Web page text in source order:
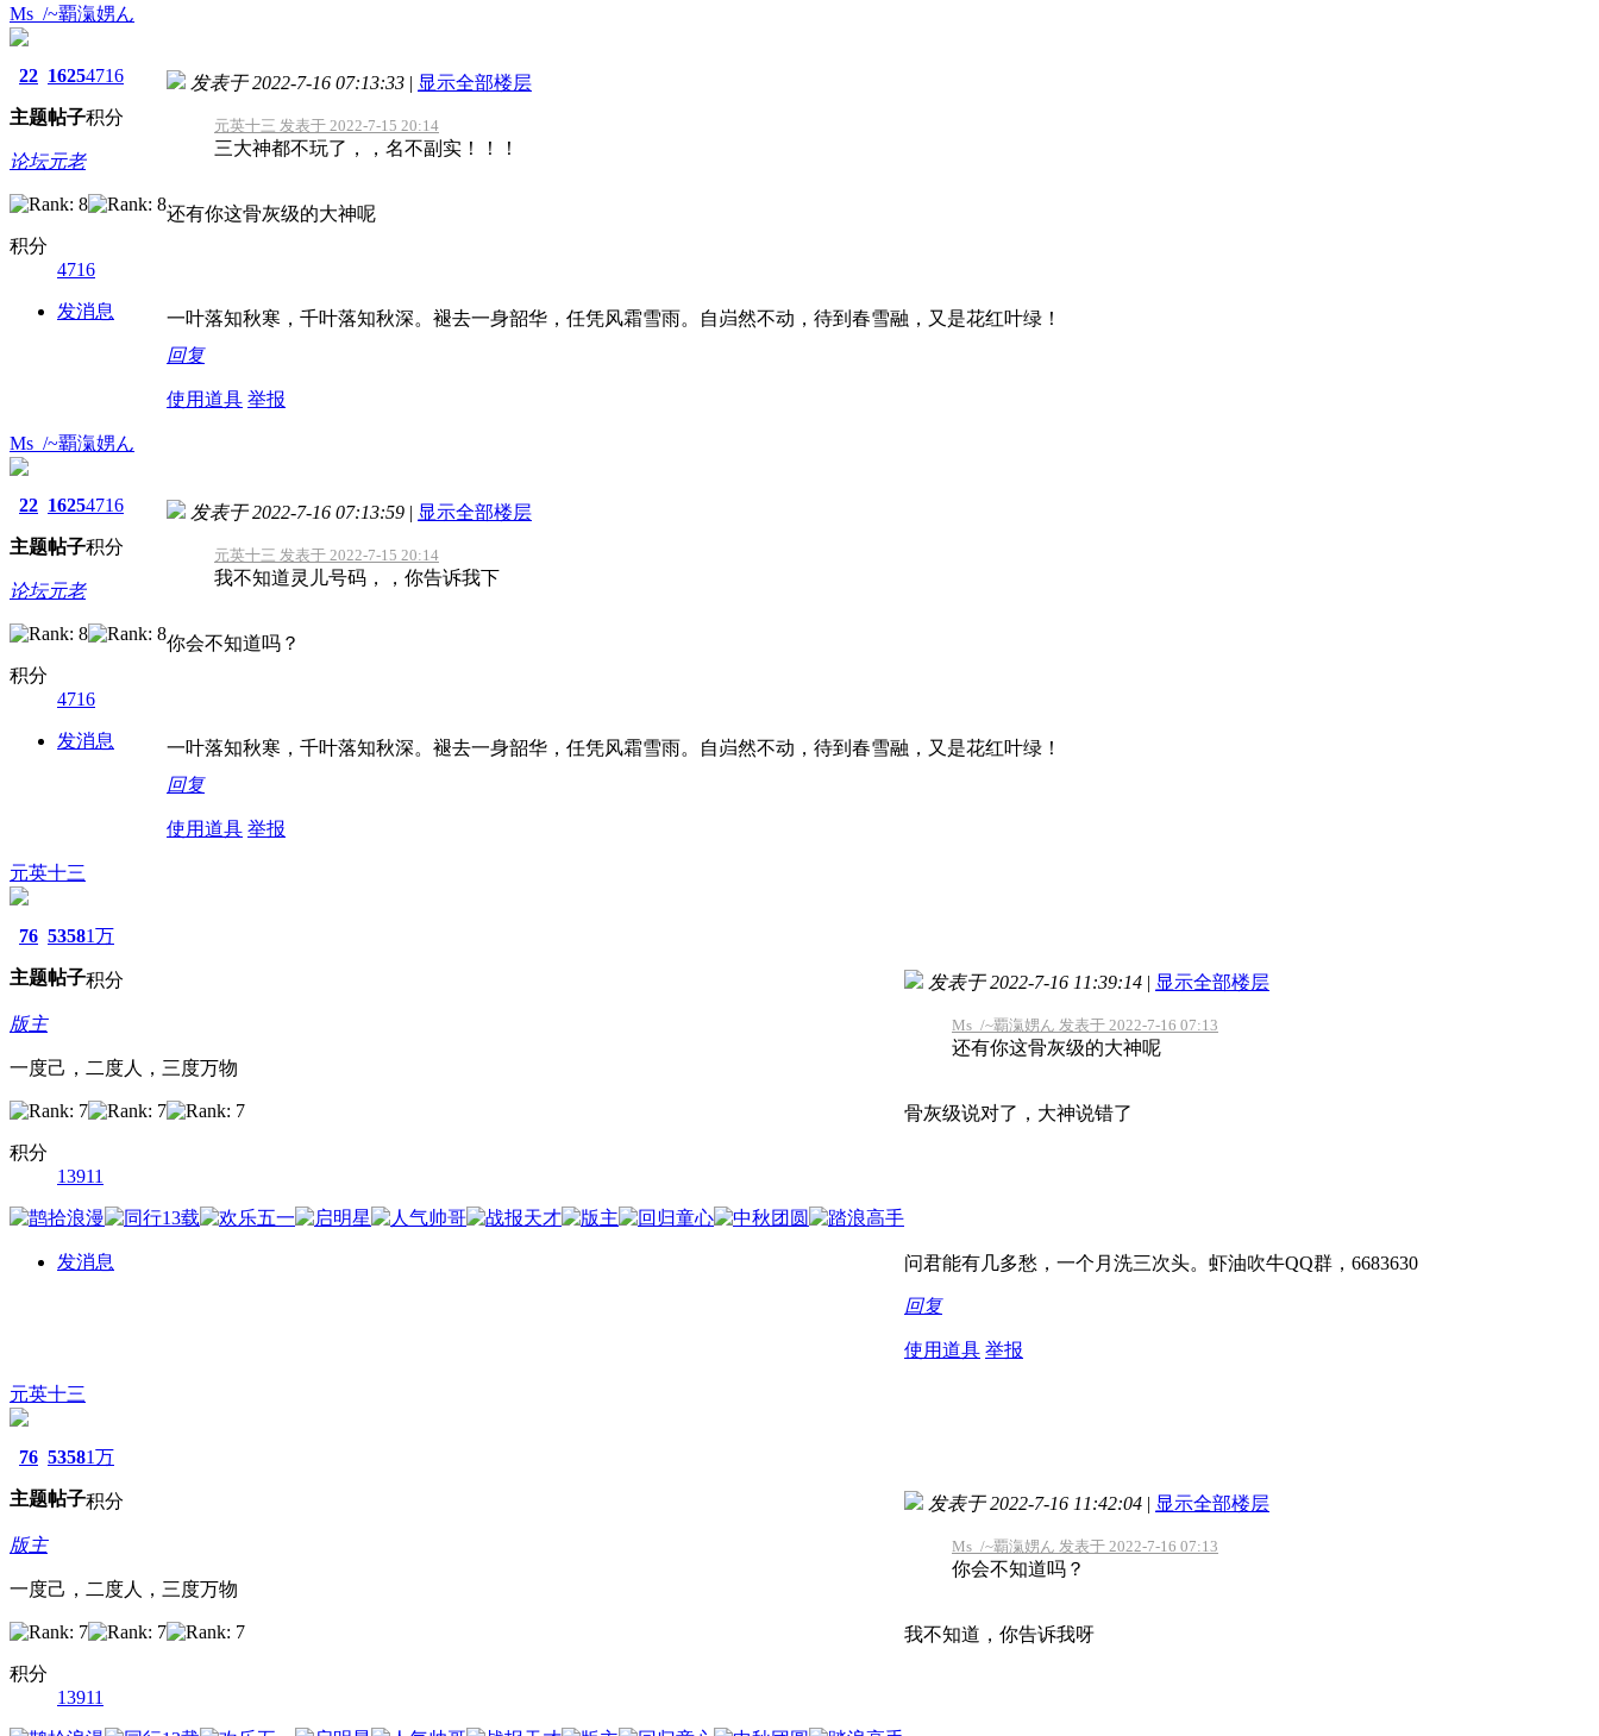
Ms_/~覇滊娚ん
22
主题
1625
帖子
4716
积分
论坛元老
积分
4716
发消息
发表于 2022-7-16 07:13:33 | 显示全部楼层
元英十三 发表于 2022-7-15 20:14
三大神都不玩了，，名不副实！！！
还有你这骨灰级的大神呢
一叶落知秋寒，千叶落知秋深。褪去一身韶华，任凭风霜雪雨。自岿然不动，待到春雪融，又是花红叶绿！
回复
使用道具 举报
Ms_/~覇滊娚ん
22
主题
1625
帖子
4716
积分
论坛元老
积分
4716
发消息
发表于 2022-7-16 07:13:59 | 显示全部楼层
元英十三 发表于 2022-7-15 20:14
我不知道灵儿号码，，你告诉我下
你会不知道吗？
一叶落知秋寒，千叶落知秋深。褪去一身韶华，任凭风霜雪雨。自岿然不动，待到春雪融，又是花红叶绿！
回复
使用道具 举报
元英十三
76
主题
5358
帖子
1万
积分
版主
一度己，二度人，三度万物
积分
13911
发消息
发表于 2022-7-16 11:39:14 | 显示全部楼层
Ms_/~覇滊娚ん 发表于 2022-7-16 07:13
还有你这骨灰级的大神呢
骨灰级说对了，大神说错了
问君能有几多愁，一个月洗三次头。虾油吹牛QQ群，6683630
回复
使用道具 举报
元英十三
76
主题
5358
帖子
1万
积分
版主
一度己，二度人，三度万物
积分
13911
发表于 2022-7-16 11:42:04 | 显示全部楼层
Ms_/~覇滊娚ん 发表于 2022-7-16 07:13
你会不知道吗？
我不知道，你告诉我呀